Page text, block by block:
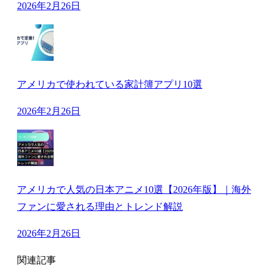
2026年2月26日
アメリカで使われている家計簿アプリ10選
2026年2月26日
アメリカで人気の日本アニメ10選【2026年版】｜海外
ファンに愛される理由とトレンド解説
2026年2月26日
関連記事